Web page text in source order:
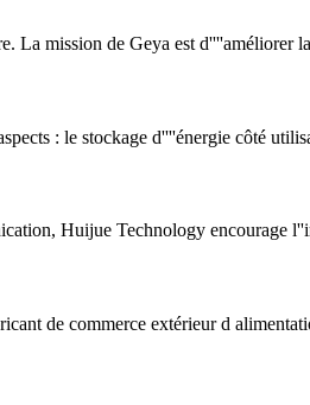
La mission de Geya est
: le stockage d''''énergie côté
Huijue Technology encourage
de commerce extérieur d